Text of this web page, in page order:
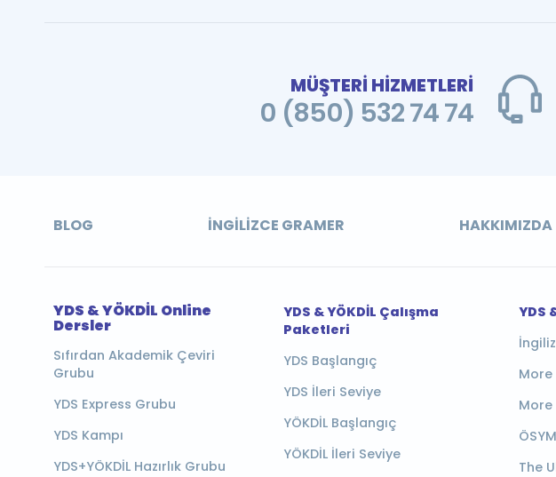
MÜŞTERİ HİZMETLERİ
0 (850) 532 74 74
BLOG İNGILIZCE GRAMER HAKKIMIZDA
YDS & YÖKDİL Online
Dersler
Sıfırdan Akademik Çeviri
Grubu
YDS Express Grubu
YDS Kampı
YDS+YÖKDİL Hazırlık Grubu
YDS & YÖKDİL Çalışma
Paketleri
YDS Başlangıç
YDS İleri Seviye
YÖKDİL Başlangıç
YÖKDİL İleri Seviye
YDS
More
More
The